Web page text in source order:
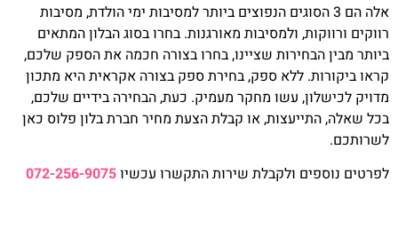
אלה הם 3 הסוגים הנפוצים ביותר למסיבות ימי הולדת, מסיבות
רווקים ורווקות, ולמסיבות מאורגנות. בחרו בסוג הבלון המתאים
ביותר מבין הבחירות שציינו, בחרו בצורה חכמה את הספק שלכם,
קראו ביקורות. ללא ספק, בחירת ספק בצורה אקראית היא מתכון
מדויק לכישלון, עשו מחקר מעמיק. כעת, הבחירה בידיים שלכם,
בכל שאלה, התייעצות, או קבלת הצעת מחיר חברת בלון פלוס כאן
לשרותכם.
לפרטים נוספים ולקבלת שירות התקשרו עכשיו072-256-9075